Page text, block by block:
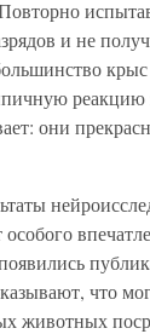
и не
реакцию
они
что
животных